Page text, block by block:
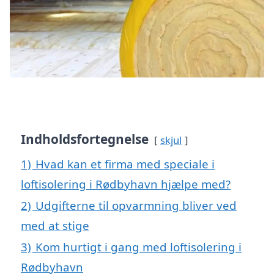
Indholdsfortegnelse skjul
1) Hvad kan et firma med speciale i
loftisolering i Rødbyhavn hjælpe med?
2) Udgifterne til opvarmning bliver ved
med at stige
3) Kom hurtigt i gang med loftisolering i
Rødbyhavn